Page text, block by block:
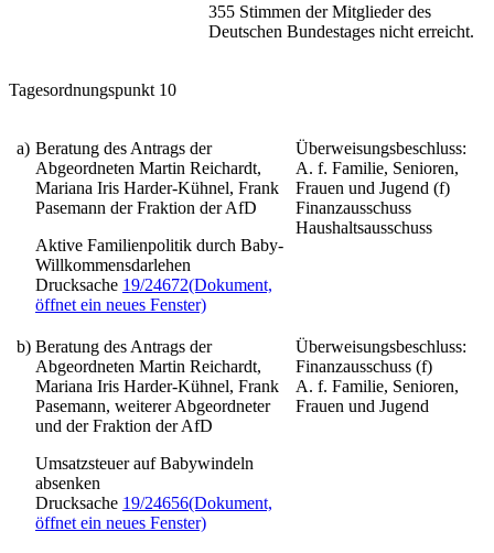
355 Stimmen der Mitglieder des
Deutschen Bundestages nicht erreicht.
Tagesordnungspunkt 10
a) Beratung des Antrags der
Abgeordneten Martin Reichardt,
Mariana Iris Harder-Kühnel, Frank
Pasemann der Fraktion der AfD
Aktive Familienpolitik durch Baby-
Willkommensdarlehen
Drucksache 19/24672(Dokument,
öffnet ein neues Fenster)
Überweisungsbeschluss:
A. f. Familie, Senioren,
Frauen und Jugend (f)
Finanzausschuss
Haushaltsausschuss
b) Beratung des Antrags der
Abgeordneten Martin Reichardt,
Mariana Iris Harder-Kühnel, Frank
Pasemann, weiterer Abgeordneter
und der Fraktion der AfD
Umsatzsteuer auf Babywindeln
absenken
Drucksache 19/24656(Dokument,
öffnet ein neues Fenster)
Überweisungsbeschluss:
Finanzausschuss (f)
A. f. Familie, Senioren,
Frauen und Jugend